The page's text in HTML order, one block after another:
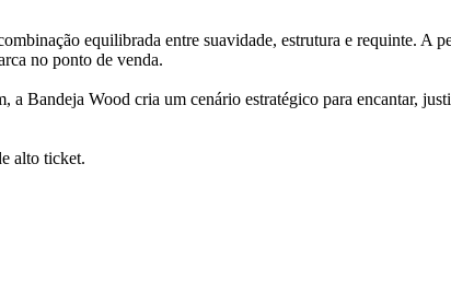
equilibrada entre suavidade, estrutura e requinte. A
no ponto de venda.
Bandeja Wood cria um cenário estratégico para encantar,
alto ticket.